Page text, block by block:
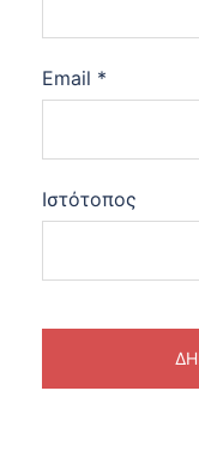
Email *
Ιστότοπος